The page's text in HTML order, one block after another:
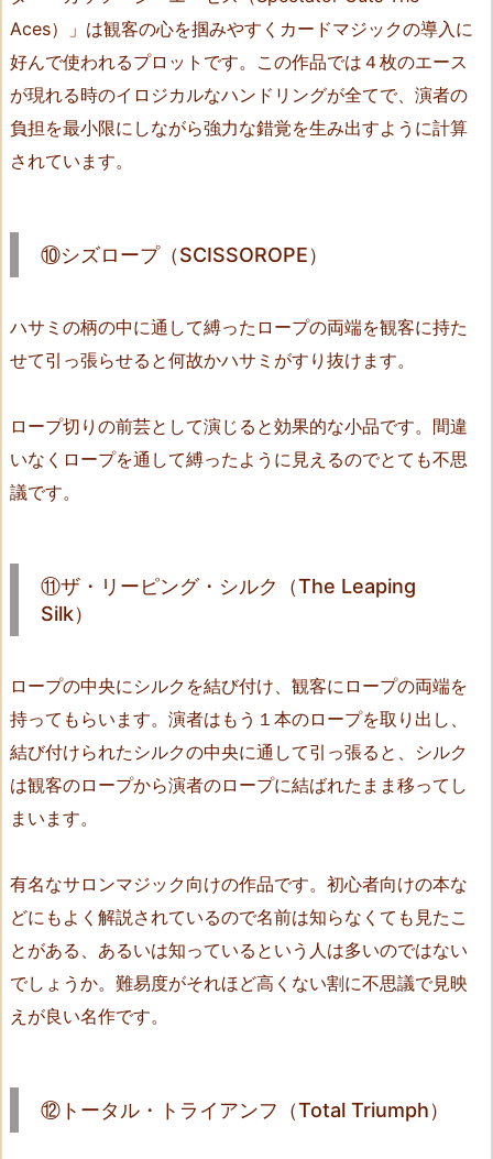
i
r
t?）
1
1.
ズ
プ
（S
I
S
S
P
E）
2.
⑪
ザ・
リ
ピ
グ・
シ
ル
（T
e
Aces）」は観客の心を掴みやすくカードマジックの導入に
好んで使われるプロットです。この作品では４枚のエース
が現れる時のイロジカルなハンドリングが全てで、演者の
負担を最小限にしながら強力な錯覚を生み出すように計算
されています。
⑩シズロープ（SCISSOROPE）
ハサミの柄の中に通して縛ったロープの両端を観客に持た
せて引っ張らせると何故かハサミがすり抜けます。
ロープ切りの前芸として演じると効果的な小品です。間違
いなくロープを通して縛ったように見えるのでとても不思
議です。
⑪ザ・リーピング・シルク（The Leaping
Silk）
ロープの中央にシルクを結び付け、観客にロープの両端を
持ってもらいます。演者はもう１本のロープを取り出し、
結び付けられたシルクの中央に通して引っ張ると、シルク
は観客のロープから演者のロープに結ばれたまま移ってし
まいます。
有名なサロンマジック向けの作品です。初心者向けの本な
どにもよく解説されているので名前は知らなくても見たこ
とがある、あるいは知っているという人は多いのではない
でしょうか。難易度がそれほど高くない割に不思議で見映
えが良い名作です。
⑫トータル・トライアンフ（Total Triumph）